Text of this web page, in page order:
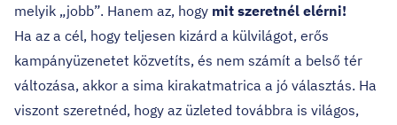
melyik „jobb”. Hanem az, hogy mit szeretnél elérni!
Ha az a cél, hogy teljesen kizárd a külvilágot, erős
kampányüzenetet közvetíts, és nem számít a belső tér
változása, akkor a sima kirakatmatrica a jó választás. Ha
viszont szeretnéd, hogy az üzleted továbbra is világos,